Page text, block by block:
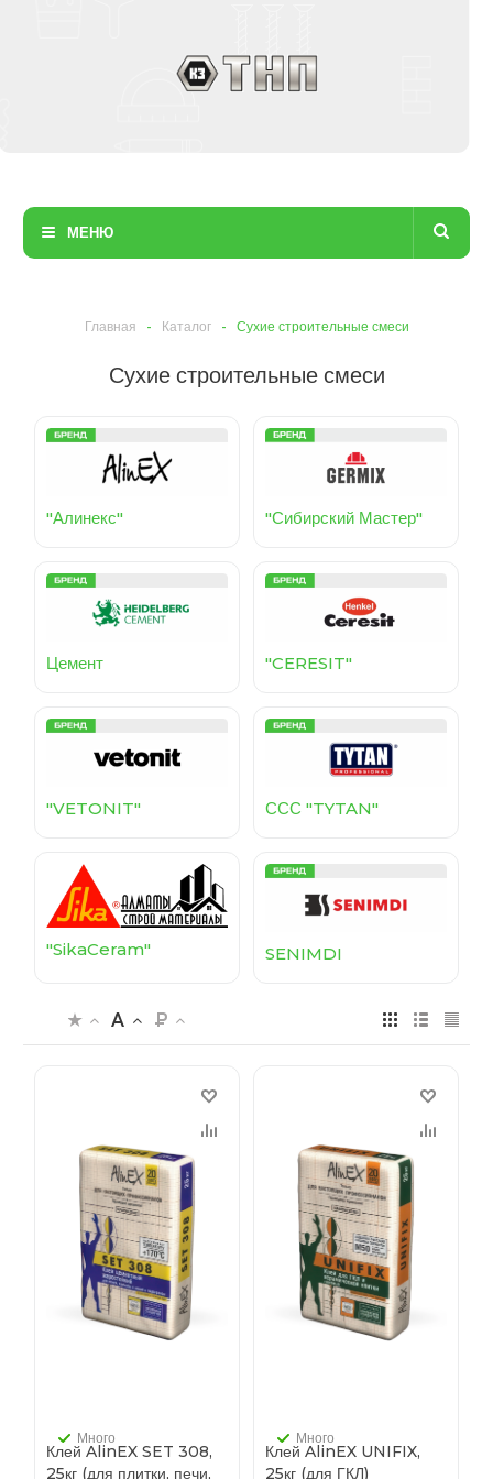
МЕНЮ
Главная - Каталог - Сухие строительные смеси
Сухие строительные смеси
"Алинекс" "Сибирский Мастер"
Цемент "CERESIT"
"VETONIT" ССС "TYTAN"
"SikaCeram" SENIMDI
Клей AlinEX SET 308,
25кг (для плитки, печи,
Много
Клей AlinEX UNIFIX,
25кг (для ГКЛ)
Много